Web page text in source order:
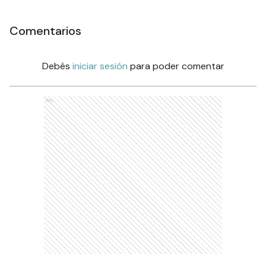
Comentarios
Debés iniciar sesión para poder comentar
Ads